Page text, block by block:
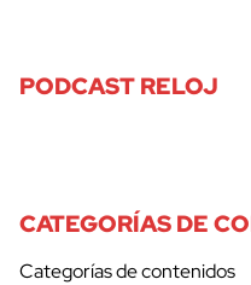
PODCAST RELOJ
CATEGORÍAS DE
Categorías de contenidos